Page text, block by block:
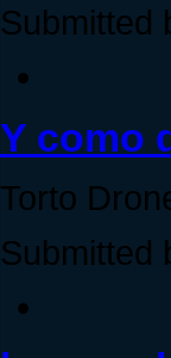
Submitted
Y como
Torto
Submitted